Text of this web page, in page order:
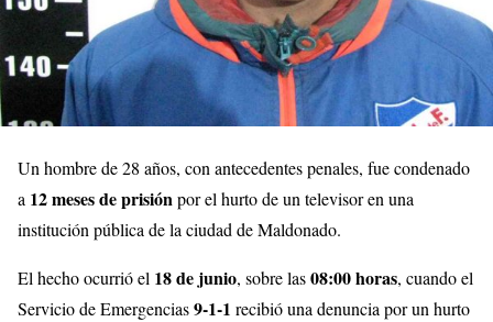
Un hombre de 28 años, con antecedentes penales, fue condenado
a 12 meses de prisiónpor el hurto de un televisor en una
institución pública de la ciudad de Maldonado.
El hecho ocurrió el 18 de junio, sobre las08:00 horas, cuando el
Servicio de Emergencias9-1-1 recibió una denuncia por un hurto